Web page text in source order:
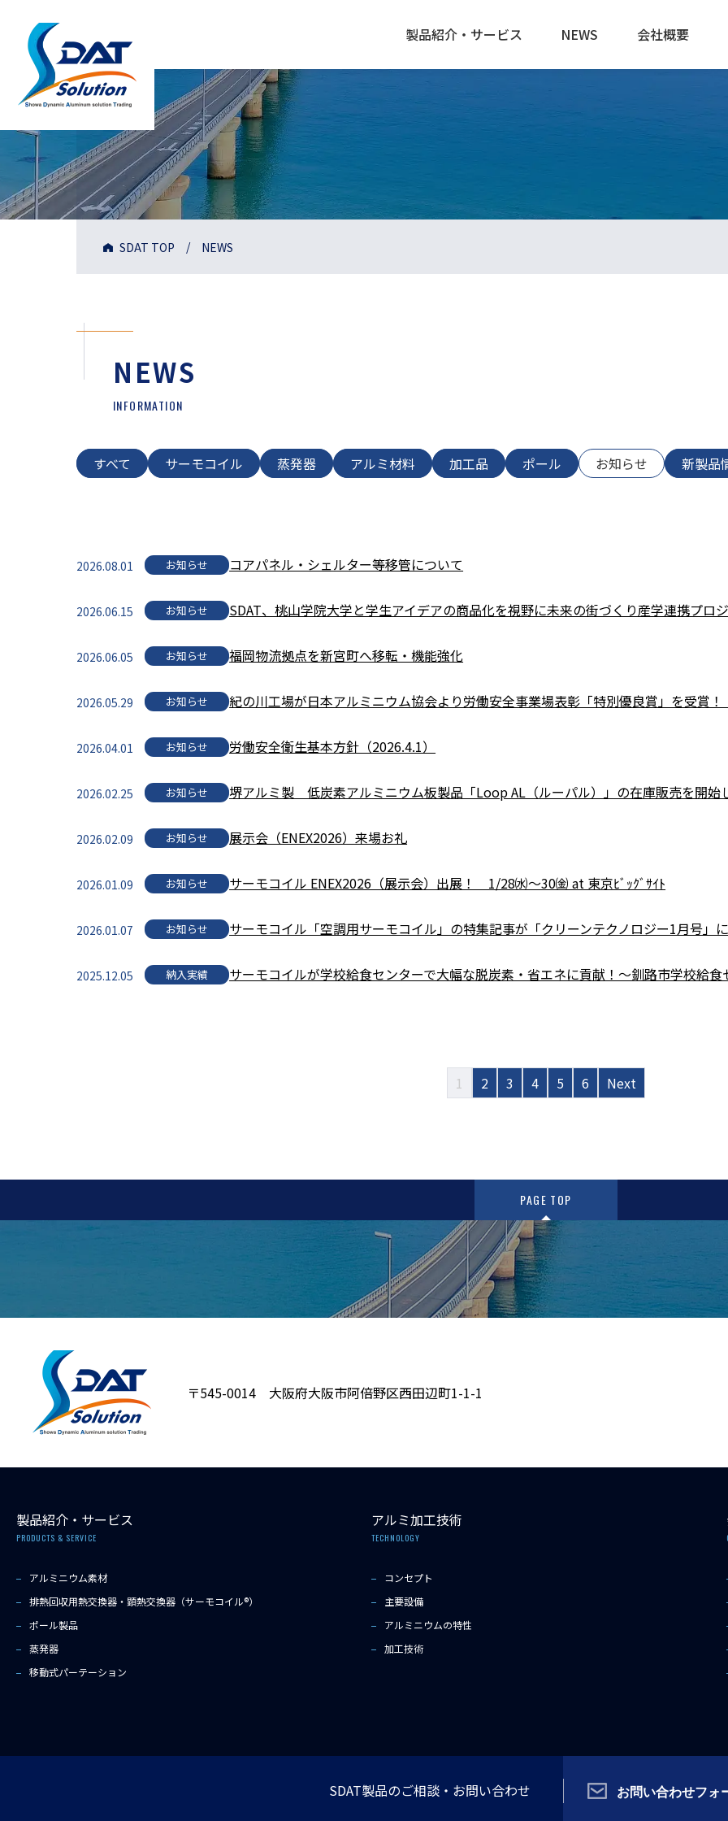
製品紹介・サービス NEWS 会社概要
SDAT TOP NEWS
NEWS
INFORMATION
すべて サーモコイル 蒸発器 アルミ材料 加工品 ポール お知らせ 新製品
2026.08.01 お知らせ コアパネル・シェルター等移管について
2026.06.15 お知らせ SDAT、桃山学院大学と学生アイデアの商品化を視野に未来の街づくり産学連携プロ
2026.06.05 お知らせ 福岡物流拠点を新宮町へ移転・機能強化
2026.05.29 お知らせ 紀の川工場が日本アルミニウム協会より労働安全事業場表彰「特別優良賞」を受賞！
2026.04.01 お知らせ 労働安全衛生基本方針（2026.4.1）
2026.02.25 お知らせ 堺アルミ製 低炭素アルミニウム板製品「Loop AL（ルーパル）」の在庫販売を開始
2026.02.09 お知らせ 展示会（ENEX2026）来場お礼
2026.01.09 お知らせ サーモコイル ENEX2026（展示会）出展！ 1/28㈬～30㈮ at 東京ﾋﾞｯｸﾞｻｲﾄ
2026.01.07 お知らせ サーモコイル「空調用サーモコイル」の特集記事が「クリーンテクノロジー1月号」に
2025.12.05 納入実績 サーモコイルが学校給食センターで大幅な脱炭素・省エネに貢献！～釧路市学校給食
1 2 3 4 5 6 Next
PAGE TOP
〒545-0014 大阪府大阪市阿倍野区西田辺町1-1-1
製品紹介・サービス
PRODUCTS & SERVICE
アルミニウム素材
排熱回収用熱交換器・顕熱交換器（サーモコイル®）
ポール製品
蒸発器
移動式パーテーション
アルミ加工技術
TECHNOLOGY
コンセプト
主要設備
アルミニウムの特性
加工技術
Copyright © 2022 SDAT Co.,Ltd All rights reserved.
SDAT製品のご相談・ お問い合わせ お問い合わせフォ